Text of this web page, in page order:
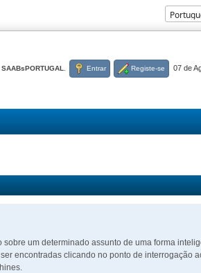
07 de
SAABsPORTUGAL Entrar Registe-se
um determinado assunto de uma forma
encontradas clicando no ponto de interrogação